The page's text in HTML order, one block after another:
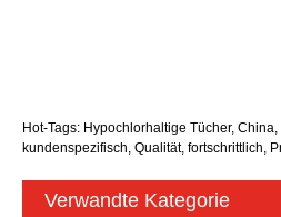
Hot-Tags: Hypochlorhaltige Tücher,
kundenspezifisch, Qualität, fortschrittlich,
Verwandte Kategorie